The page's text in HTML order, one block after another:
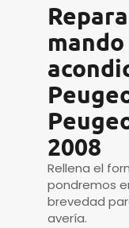
2008
Rellena el
pondremos
brevedad
avería.